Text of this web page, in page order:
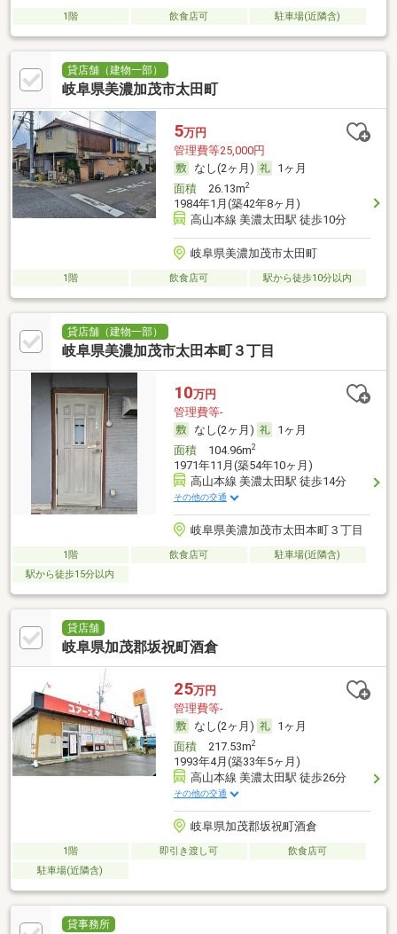
1階 飲食店可 駐車場(近隣含)
貸店舗（建物一部）
岐阜県美濃加茂市太田町
5万円
管理費等25,000円
なし(2ヶ月)
1ヶ月
面積26.13m2
1984年1月(築42年8ヶ月)
高山本線 美濃太田駅 徒歩10分
岐阜県美濃加茂市太田町
1階 飲食店可 駅から徒歩10分以内
貸店舗（建物一部）
岐阜県美濃加茂市太田本町３丁目
10万円
管理費等-
なし(2ヶ月)
1ヶ月
面積104.96m2
1971年11月(築54年10ヶ月)
高山本線 美濃太田駅 徒歩14分
その他の交通
岐阜県美濃加茂市太田本町３丁目
1階 飲食店可
駐車場(近隣含)
駅から徒歩15分以内
貸店舗
岐阜県加茂郡坂祝町酒倉
25万円
管理費等-
なし(2ヶ月)
1ヶ月
面積217.53m2
1993年4月(築33年5ヶ月)
高山本線 美濃太田駅 徒歩26分
その他の交通
岐阜県加茂郡坂祝町酒倉
1階 即引き渡し可
飲食店可
駐車場(近隣含)
貸事務所